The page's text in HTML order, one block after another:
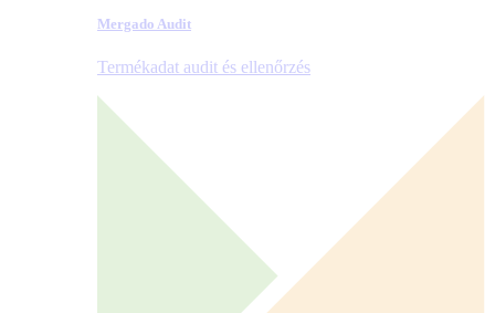
Mergado Audit
Termékadat audit és ellenőrzés